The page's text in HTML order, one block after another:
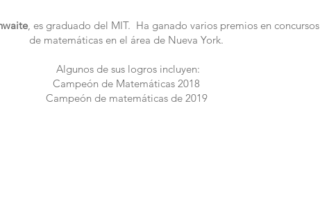
, es graduado del MIT. Ha ganado varios premios en concursos
de matemáticas en el área de Nueva York.
Algunos de sus logros incluyen:
Campeón de Matemáticas 2018
Campeón de matemáticas de 2019